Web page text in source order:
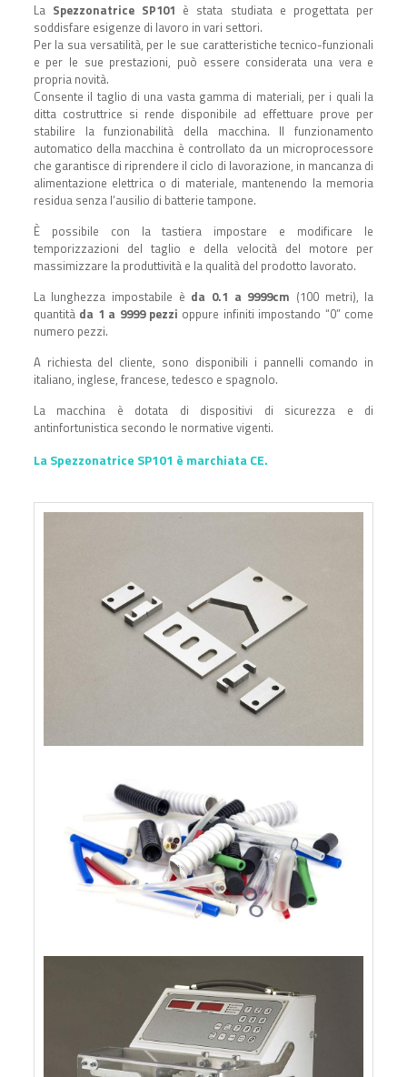
La Spezzonatrice SP101 è stata studiata e progettata per
soddisfare esigenze di lavoro in vari settori.
Per la sua versatilità, per le sue caratteristiche tecnico-funzionali
e per le sue prestazioni, può essere considerata una vera e
propria novità.
Consente il taglio di una vasta gamma di materiali, per i quali la
ditta costruttrice si rende disponibile ad effettuare prove per
stabilire la funzionabilità della macchina. Il funzionamento
automatico della macchina è controllato da un microprocessore
che garantisce di riprendere il ciclo di lavorazione, in mancanza di
alimentazione elettrica o di materiale, mantenendo la memoria
residua senza l’ausilio di batterie tampone.
È possibile con la tastiera impostare e modificare le
temporizzazioni del taglio e della velocità del motore per
massimizzare la produttività e la qualità del prodotto lavorato.
La lunghezza impostabile è da 0.1 a 9999cm (100 metri), la
quantità da 1 a 9999 pezzi oppure infiniti impostando “0” come
numero pezzi.
A richiesta del cliente, sono disponibili i pannelli comando in
italiano, inglese, francese, tedesco e spagnolo.
La macchina è dotata di dispositivi di sicurezza e di
antinfortunistica secondo le normative vigenti.
La Spezzonatrice SP101 è marchiata CE.